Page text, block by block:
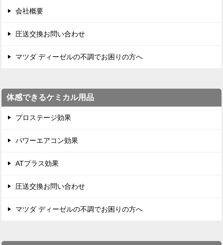
会社概要
圧送交換お問い合わせ
マツダ ディーゼルの不調でお困りの方へ
体感できるケミカル用品
プロステージ効果
パワーエアコン効果
ATプラス効果
圧送交換お問い合わせ
マツダ ディーゼルの不調でお困りの方へ